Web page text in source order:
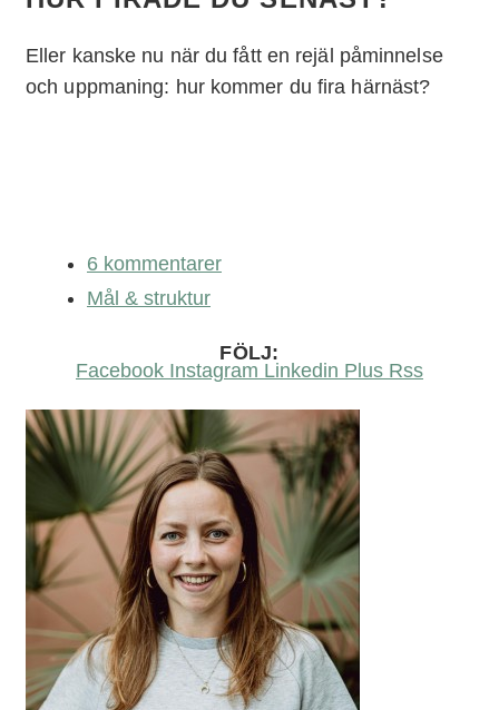
Eller kanske nu när du fått en rejäl påminnelse
och uppmaning: hur kommer du fira härnäst?
6 kommentarer
Mål & struktur
FÖLJ:
Facebook Instagram Linkedin Plus Rss